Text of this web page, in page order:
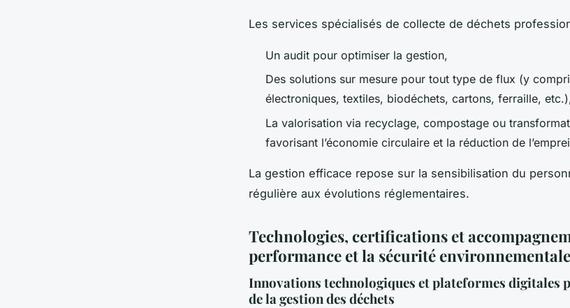
Les services spécialisés de collecte de déchets
Un audit pour optimiser la gestion,
Des solutions sur mesure pour tout type de flux (y
électroniques, textiles, biodéchets, cartons, ferraille,
La valorisation via recyclage, compostage ou
favorisant l’économie circulaire et la réduction de
La gestion efficace repose sur la sensibilisation du
régulière aux évolutions réglementaires.
Technologies, certifications et
performance et la sécurité
Innovations technologiques et plateformes digitales
de la gestion des déchets